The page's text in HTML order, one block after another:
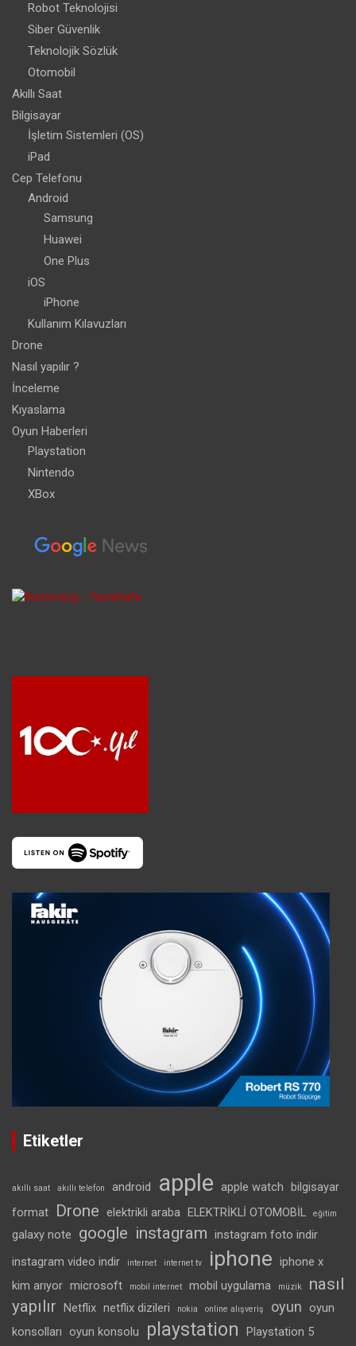
Robot Teknolojisi
Siber Güvenlik
Teknolojik Sözlük
Otomobil
Akıllı Saat
Bilgisayar
İşletim Sistemleri (OS)
iPad
Cep Telefonu
Android
Samsung
Huawei
One Plus
iOS
iPhone
Kullanım Kılavuzları
Drone
Nasıl yapılır ?
İnceleme
Kıyaslama
Oyun Haberleri
Playstation
Nintendo
XBox
Etiketler
akıllı saat akıllı telefon android apple apple watch bilgisayar
format
Drone elektrikli araba ELEKTRİKLİ OTOMOBİL eğitim
galaxy note google instagram instagram foto indir
instagram video indir
internet internet tv iphone iphone x
kim arıyor microsoft mobil internet mobil uygulama müzik
nasıl
yapılır Netflix netflix dizileri nokia online alışveriş oyun
oyun
konsolları
oyun konsolu playstation Playstation 5